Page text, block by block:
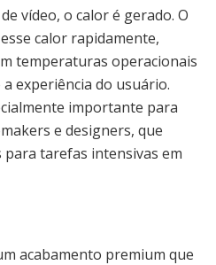
vídeo, o calor é gerado. O
calor rapidamente,
temperaturas operacionais
experiência do usuário.
importante para
e designers, que
tarefas intensivas em
acabamento premium que